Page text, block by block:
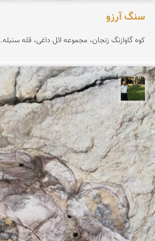
سنگ آرزو
کوه گاوازنگ زنجان، مجموعه ائل داغی، قله سنبله.
عبدل شعبانی